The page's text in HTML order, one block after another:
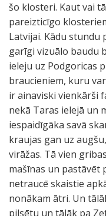
šo klosteri. Kaut vai
pareizticīgo
Latvijai. Kādu stundu
garīgi vizuālo baudu
ieleju uz Podgoricas
braucieniem, kuru
ir ainaviski vienkārši
nekā Taras ielejā un
iespaidīgāka savā
kraujas gan uz
virāžas. Tā vien
mašīnas un pastāvēt
netraucē skaistie
nonākam ātri. Un
pilsētu un tālāk pa